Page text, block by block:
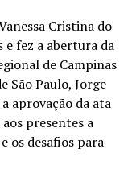
Cristina do
fez a abertura da
de Campinas
São Paulo, Jorge
aprovação da ata
presentes a
os desafios para